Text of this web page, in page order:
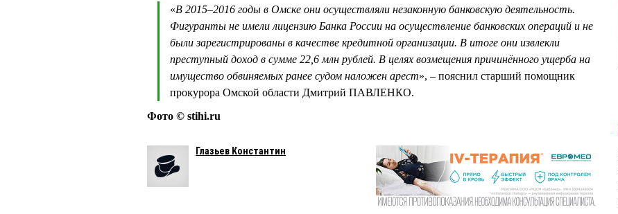
«В 2015–2016 годы в Омске они осуществляли незаконную банковскую деятельность.
Фигуранты не имели лицензию Банка России на осуществление банковских операций и не
были зарегистрированы в качестве кредитной организации. В итоге они извлекли
преступный доход в сумме 22,6 млн рублей. В целях возмещения причинённого ущерба на
имущество обвиняемых ранее судом наложен арест», – пояснил старший помощник
прокурора Омской области Дмитрий ПАВЛЕНКО.
Фото © stihi.ru
Глазьев Константин